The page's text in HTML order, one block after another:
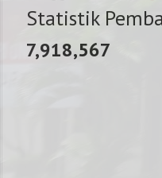
Statistik
7,918,567